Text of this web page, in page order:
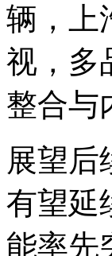
辆，上
视，多
整合与
展望后
有望延
能率先